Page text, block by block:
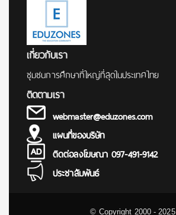
เกี่ยวกับเรา
ชุมชนการศึกษาที่ใหญ่ที่สุดในประเทศไทย
ติดตามเรา
webmaster@eduzones.com
แผนที่ของบริษัท
ติดต่อลงโฆษณา 097-491-9142
ประชาสัมพันธ์
© Copyright 2000 - 2025